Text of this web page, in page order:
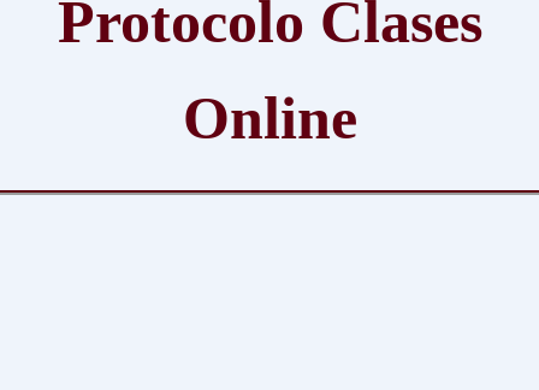
Protocolo Clases
Online